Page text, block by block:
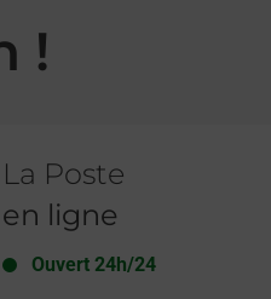
!
La Poste
en ligne
Ouvert 24h/24